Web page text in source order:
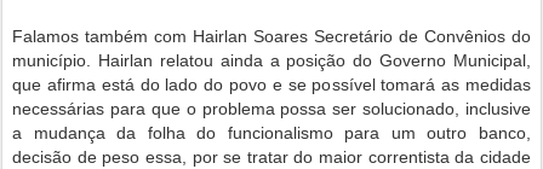
Falamos também com Hairlan Soares Secretário de Convênios do
município. Hairlan relatou ainda a posição do Governo Municipal,
que afirma está do lado do povo e se possível tomará as medidas
necessárias para que o problema possa ser solucionado, inclusive
a mudança da folha do funcionalismo para um outro banco,
decisão de peso essa, por se tratar do maior correntista da cidade